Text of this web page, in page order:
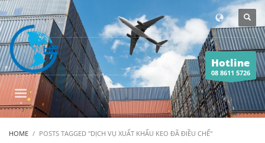
Hotline
08 8611 5726
HOME POSTS TAGGED "DỊCH VỤ XUẤT KHẨU KEO ĐÃ ĐIỀU CHẾ"